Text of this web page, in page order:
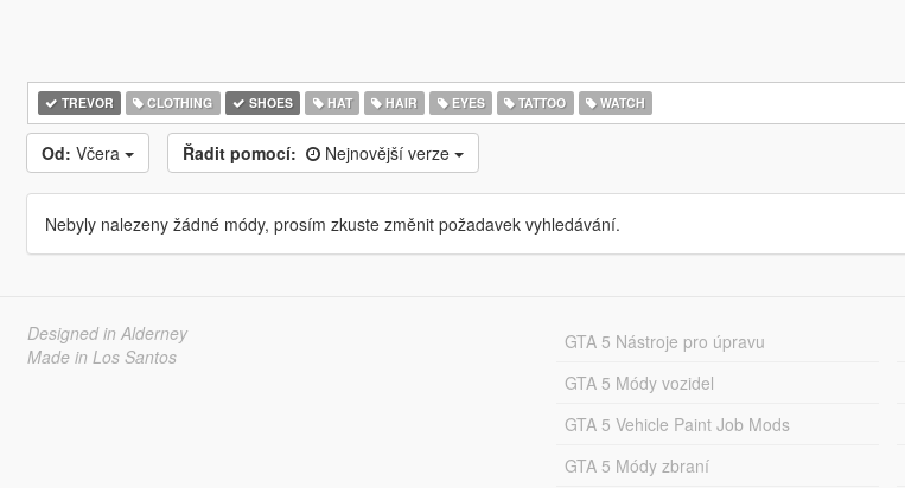
TREVOR CLOTHING SHOES HAT HAIR EYES TATTOO WATCH
Od: Včera Řadit pomocí: Nejnovější verze
Nebyly nalezeny žádné módy, prosím zkuste změnit požadavek vyhledávání.
Designed in Alderney
Made in Los Santos
GTA 5 Nástroje pro úpravu
GTA 5 Módy vozidel
GTA 5 Vehicle Paint Job Mods
GTA 5 Módy zbraní